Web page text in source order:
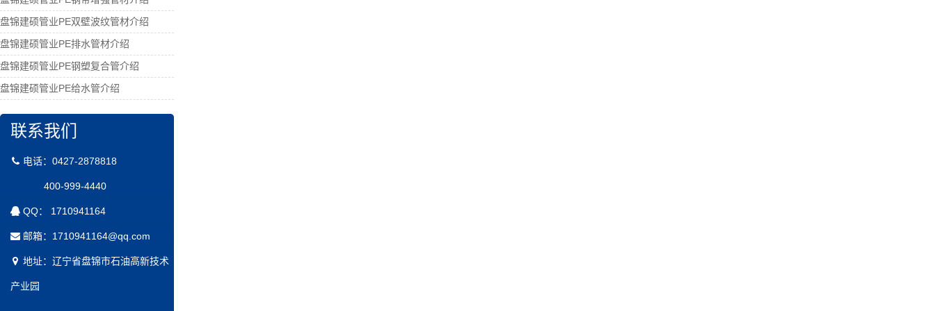
盘锦建硕管业PE双壁波纹管材介绍
盘锦建硕管业PE排水管材介绍
盘锦建硕管业PE钢塑复合管介绍
盘锦建硕管业PE给水管介绍
联系我们
电话：0427-2878818
400-999-4440
QQ： 1710941164
邮箱：1710941164@qq.com
地址：辽宁省盘锦市石油高新技术
产业园